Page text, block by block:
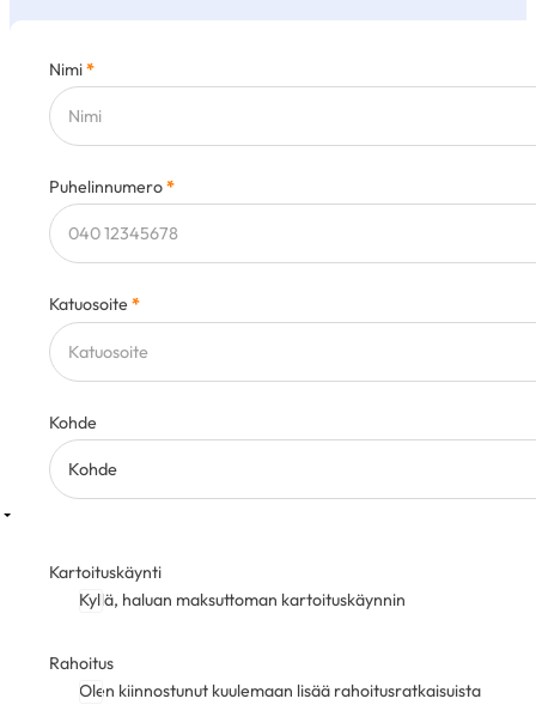
Nimi*
Puhelinnumero*
Katuosoite*
Kohde
Kartoituskäynti
Kyllä, haluan maksuttoman kartoituskäynnin
Rahoitus
Olen kiinnostunut kuulemaan lisää rahoitusratkaisuista